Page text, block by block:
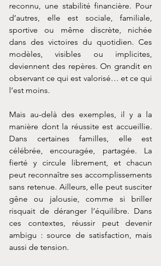
reconnu, une stabilité financière. Pour
d’autres, elle est sociale, familiale,
sportive ou même discrète, nichée
dans des victoires du quotidien. Ces
modèles, visibles ou implicites,
deviennent des repères. On grandit en
observant ce qui est valorisé… et ce qui
l’est moins.
Mais au-delà des exemples, il y a la
manière dont la réussite est accueillie.
Dans certaines familles, elle est
célébrée, encouragée, partagée. La
fierté y circule librement, et chacun
peut reconnaître ses accomplissements
sans retenue. Ailleurs, elle peut susciter
gêne ou jalousie, comme si briller
risquait de déranger l’équilibre. Dans
ces contextes, réussir peut devenir
ambigu : source de satisfaction, mais
aussi de tension.